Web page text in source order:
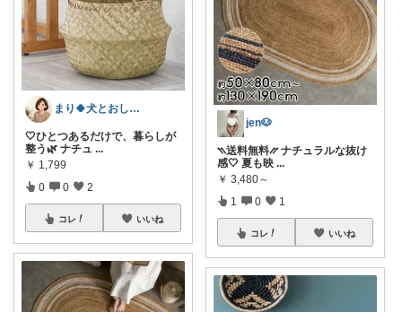
まり🍀犬とおしゃれに暮らしたい🐶
🤍ひとつあるだけで、暮らしが
整う🌿 ナチュ ...
￥ 1,799
0 0 2
コレ いいね
jen🐶
⳹送料無料⳼ ナチュラルな抜け
感🤍 夏も映 ...
￥ 3,480～
1 0 1
コレ いいね